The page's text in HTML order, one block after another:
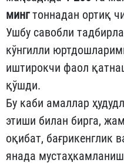
мингтоннадан ортиқ
Ушбу савобли
кўнгилли
иштирокчи фаол
қўшди.
Бу каби амаллар
этиши билан бирга,
оқибат, бағрикенглик
янада